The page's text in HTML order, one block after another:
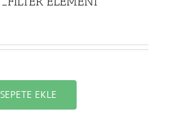
SEPETE EKLE